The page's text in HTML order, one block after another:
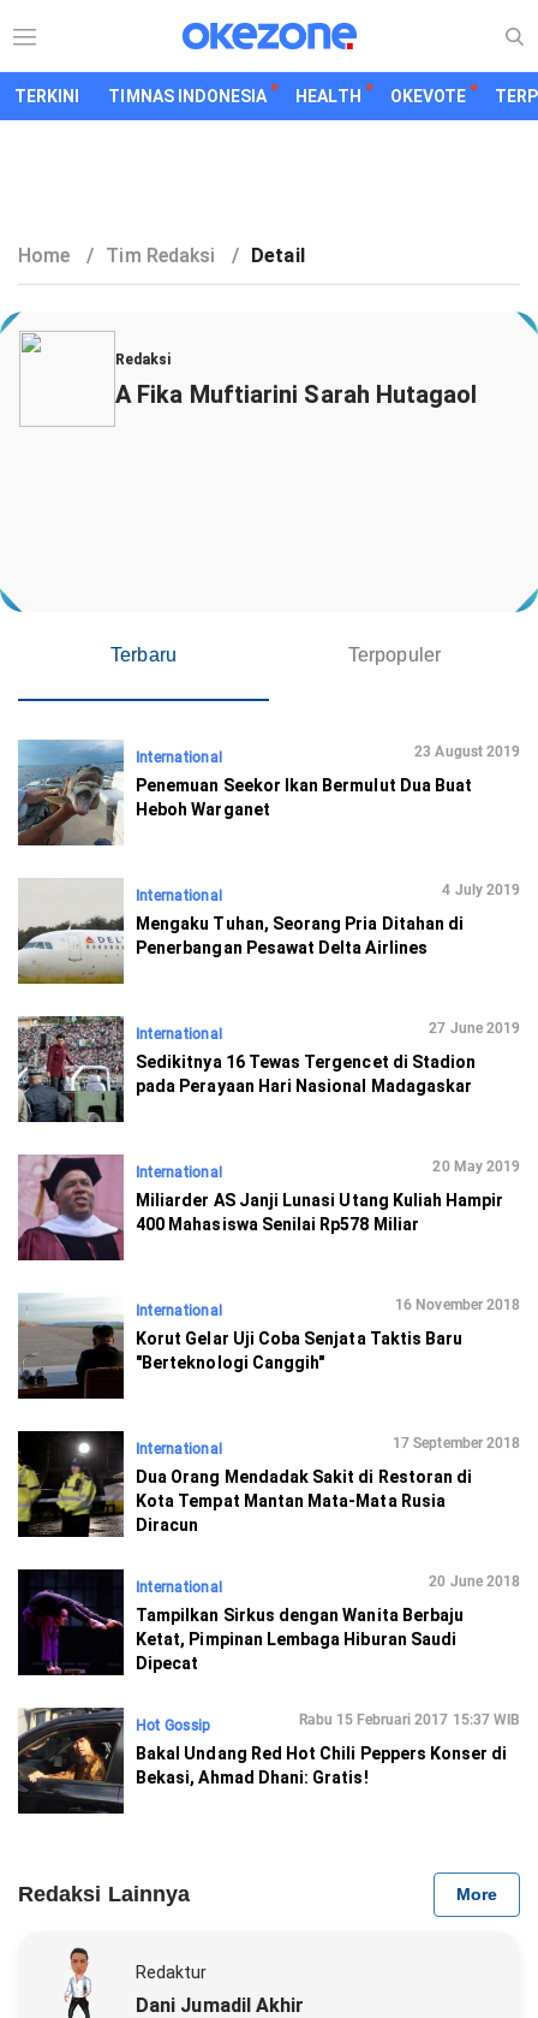
TERKINI TIMNAS INDONESIA HEALTH OKEVOTE
Home / Tim Redaksi / Detail
Redaksi
A Fika Muftiarini Sarah Hutagaol
Terbaru Terpopuler
International 23 August 2019
Penemuan Seekor Ikan Bermulut Dua Buat
Heboh Warganet
International 4 July 2019
Mengaku Tuhan, Seorang Pria Ditahan di
Penerbangan Pesawat Delta Airlines
International 27 June 2019
Sedikitnya 16 Tewas Tergencet di Stadion
pada Perayaan Hari Nasional Madagaskar
International 20 May 2019
Miliarder AS Janji Lunasi Utang Kuliah Hampir
400 Mahasiswa Senilai Rp578 Miliar
International 16 November 2018
Korut Gelar Uji Coba Senjata Taktis Baru
"Berteknologi Canggih"
International 17 September 2018
Dua Orang Mendadak Sakit di Restoran di
Kota Tempat Mantan Mata-Mata Rusia
Diracun
International 20 June 2018
Tampilkan Sirkus dengan Wanita Berbaju
Ketat, Pimpinan Lembaga Hiburan Saudi
Dipecat
Hot Gossip Rabu 15 Februari 2017 15:37 WIB
Bakal Undang Red Hot Chili Peppers Konser di
Bekasi, Ahmad Dhani: Gratis!
Redaksi Lainnya More
Redaktur
Dani Jumadil Akhir